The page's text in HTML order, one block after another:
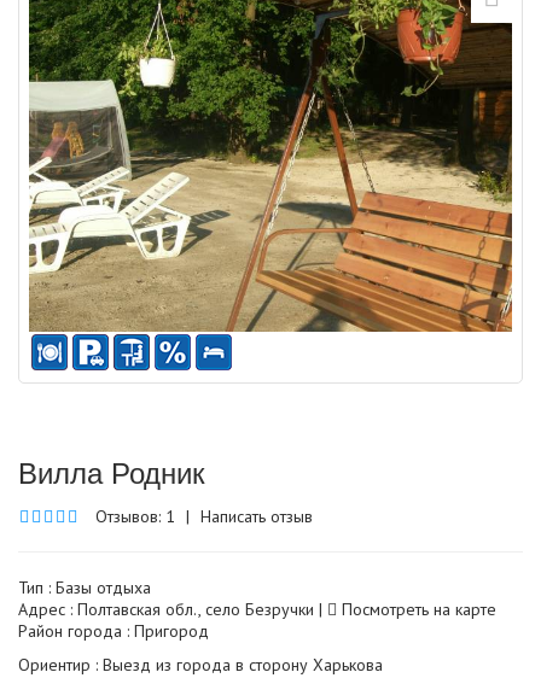
Вилла Родник
Отзывов: 1 | Написать отзыв
Тип : Базы отдыха
Адрес : Полтавская обл., село Безручки |
Посмотреть на карте
Район города : Пригород
Ориентир : Выезд из города в сторону Харькова